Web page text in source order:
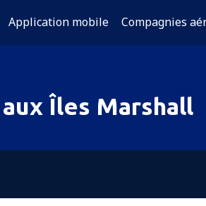
Application mobile Compagnies
aux Îles Marshall